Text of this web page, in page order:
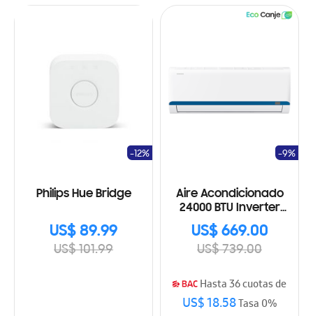
Philips Hue Bridge
US$ 89.99
US$ 101.99
-12%
Aire Acondicionado
24000 BTU Inverter
advance
US$ 669.00
US$ 739.00
-9%
Hasta 36 cuotas de
US$ 18.58Tasa 0%